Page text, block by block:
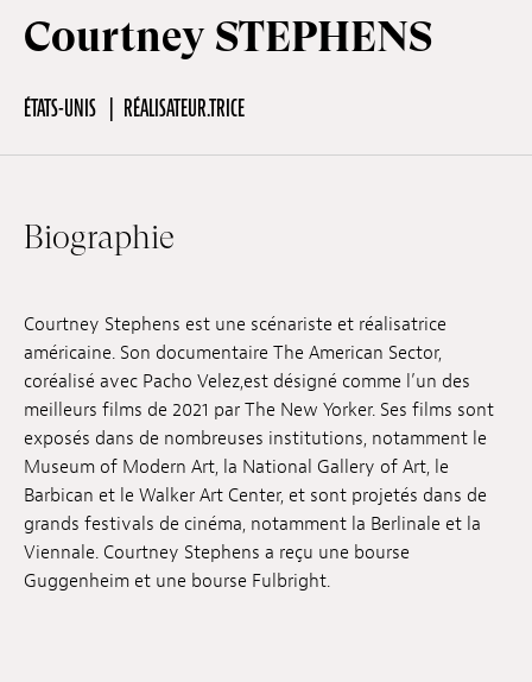
Infos pratiques
Jeune Public
Scolaire
Presse / Pro
FR EN DE
Emplois
Courtney STEPHENS
ÉTATS-UNIS RÉALISATEUR.TRICE
Biographie
Courtney Stephens est une scénariste et réalisatrice
américaine. Son documentaire The American Sector,
coréalisé avec Pacho Velez,est désigné comme l’un des
meilleurs films de 2021 par The New Yorker. Ses films sont
exposés dans de nombreuses institutions, notamment le
Museum of Modern Art, la National Gallery of Art, le
Barbican et le Walker Art Center, et sont projetés dans de
grands festivals de cinéma, notamment la Berlinale et la
Viennale. Courtney Stephens a reçu une bourse
Guggenheim et une bourse Fulbright.